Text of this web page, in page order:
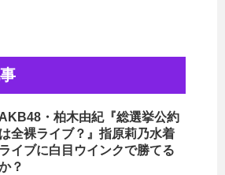
AKB48・柏木由紀『総選挙公約
は全裸ライブ？』指原莉乃水着
ライブに白目ウインクで勝てる
？